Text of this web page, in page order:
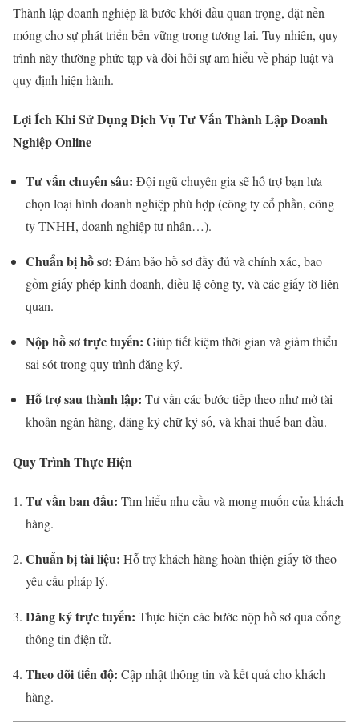
Thành lập doanh nghiệp là bước khởi đầu quan trọng, đặt nền
móng cho sự phát triển bền vững trong tương lai. Tuy nhiên, quy
trình này thường phức tạp và đòi hỏi sự am hiểu về pháp luật và
quy định hiện hành.
Lợi Ích Khi Sử Dụng Dịch Vụ Tư Vấn Thành Lập Doanh
Nghiệp Online
Tư vấn chuyên sâu: Đội ngũ chuyên gia sẽ hỗ trợ bạn lựa
chọn loại hình doanh nghiệp phù hợp (công ty cổ phần, công
ty TNHH, doanh nghiệp tư nhân…).
Chuẩn bị hồ sơ: Đảm bảo hồ sơ đầy đủ và chính xác, bao
gồm giấy phép kinh doanh, điều lệ công ty, và các giấy tờ liên
quan.
Nộp hồ sơ trực tuyến: Giúp tiết kiệm thời gian và giảm thiểu
sai sót trong quy trình đăng ký.
Hỗ trợ sau thành lập: Tư vấn các bước tiếp theo như mở tài
khoản ngân hàng, đăng ký chữ ký số, và khai thuế ban đầu.
Quy Trình Thực Hiện
Tư vấn ban đầu: Tìm hiểu nhu cầu và mong muốn của khách
hàng.
Chuẩn bị tài liệu: Hỗ trợ khách hàng hoàn thiện giấy tờ theo
yêu cầu pháp lý.
Đăng ký trực tuyến: Thực hiện các bước nộp hồ sơ qua cổng
thông tin điện tử.
Theo dõi tiến độ: Cập nhật thông tin và kết quả cho khách
hàng.